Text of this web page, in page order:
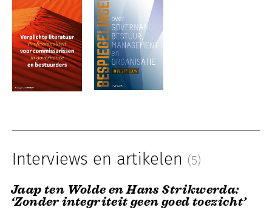
Interviews en artikelen (5)
Jaap ten Wolde en Hans Strikwerda:
‘Zonder integriteit geen goed toezicht’